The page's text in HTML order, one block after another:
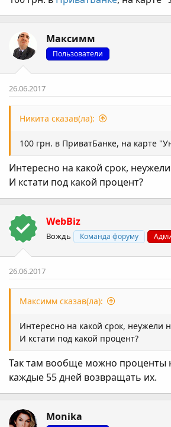
Максимм
Пользователи
26.06.2017
Никита сказав(ла):
100 грн. в ПриватБанке, на карте
Интересно на какой срок,
И кстати под какой процент?
WebBiz
Вождь Команда форуму
26.06.2017
Максимм сказав(ла):
Интересно на какой срок, неужели
И кстати под какой процент?
Так там вообще можно проценты
каждые 55 дней возвращать их.
Monika